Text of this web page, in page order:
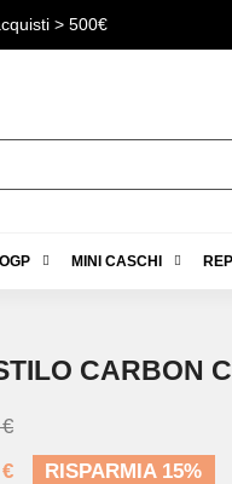
> 500€
MINI CASCHI
CARBON
RISPARMIA 15%